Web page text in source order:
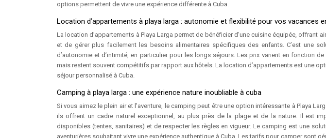
options permettent de vivre une expérience différente à Cuba.
Location d’appartements à playa larga : autonomie et flexibilité pour vos vacances
La location d’appartements à Playa Larga permet de bénéficier d’une cuisine équipée, offrant
et de gérer plus facilement les besoins alimentaires spécifiques des enfants. C’est une
d’autonomie et d’intimité, en particulier pour les longs séjours. Les prix varient en fonction
mais restent souvent compétitifs par rapport aux hôtels. La location d’appartements est une
séjour personnalisé à Cuba.
Camping à playa larga : une expérience nature inoubliable à cuba
Si vous aimez le plein air et l’aventure, le camping peut être une option intéressante à Playa
ils offrent un cadre naturel exceptionnel, au plus près de la plage et de la nature. Il est
disponibles (tentes, sanitaires) et de respecter les règles en vigueur. Le camping est une
aventurières souhaitant vivre une expérience authentique à Cuba. Les tarifs pour camper sont